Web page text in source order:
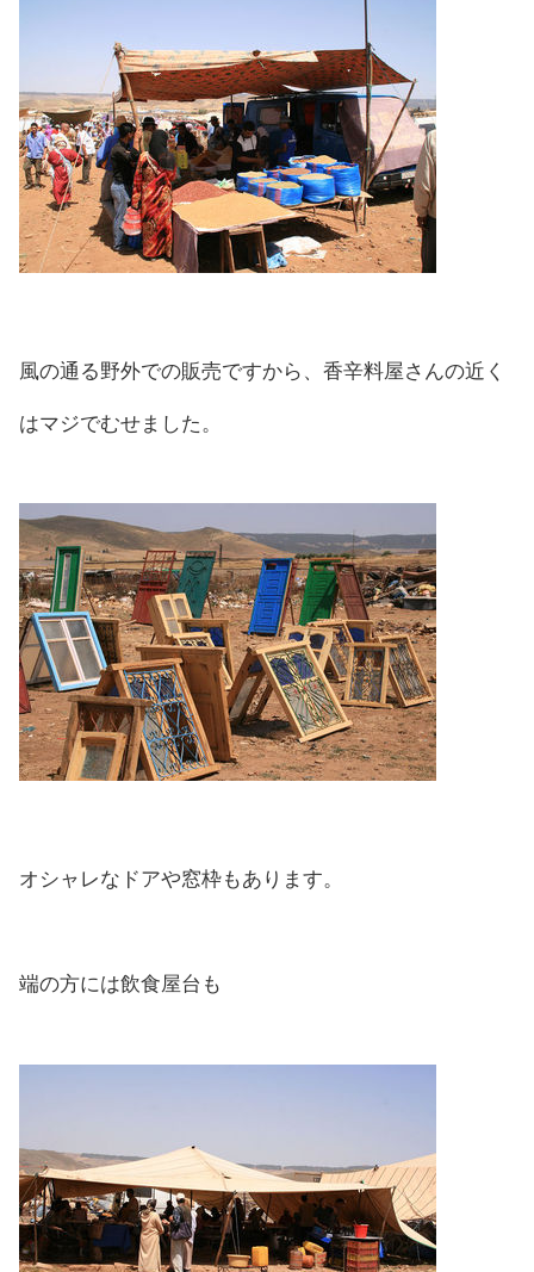
風の通る野外での販売ですから、香辛料屋さんの近く
はマジでむせました。
オシャレなドアや窓枠もあります。
端の方には飲食屋台も